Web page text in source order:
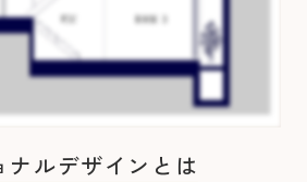
ナルデザインとは